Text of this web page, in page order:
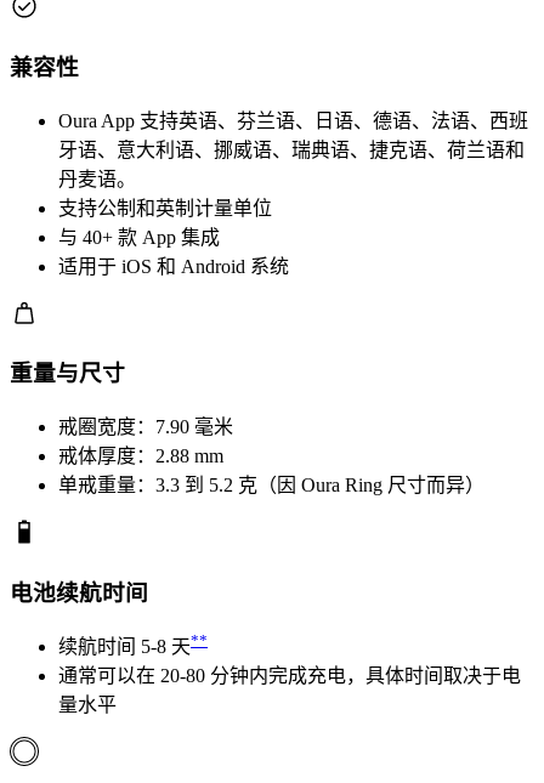
兼容性
Oura App 支持英语、芬兰语、日语、德语、法语、西班
牙语、意大利语、挪威语、瑞典语、捷克语、荷兰语和
丹麦语。
支持公制和英制计量单位
与 40+ 款 App 集成
适用于 iOS 和 Android 系统
重量与尺寸
戒圈宽度：7.90 毫米
戒体厚度：2.88 mm
单戒重量：3.3 到 5.2 克（因 Oura Ring 尺寸而异）
电池续航时间
续航时间 5-8 天**
通常可以在 20-80 分钟内完成充电，具体时间取决于电
量水平